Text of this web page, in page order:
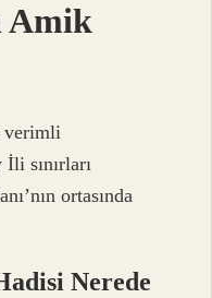
Amik
verimli
sınırları
ortasında
Nerede